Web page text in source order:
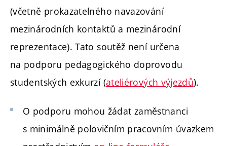
(včetně prokazatelného navazování
mezinárodních kontaktů a mezinárodní
reprezentace). Tato soutěž není určena
na podporu pedagogického doprovodu
studentských exkurzí (ateliérových výjezdů).
O podporu mohou žádat zaměstnanci
s minimálně polovičním pracovním úvazkem